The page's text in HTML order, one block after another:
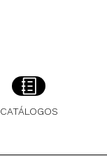
CATÁLOGOS